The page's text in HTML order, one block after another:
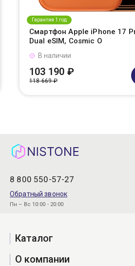
Гарантия 1 год
Смартфон Apple iPhone 17
Dual eSIM, Cosmic O
В наличии
103 190 ₽
118 669 ₽
8 800 550-57-27
Обратный звонок
Пн – Вс 10:00 - 20:00
Каталог
О компании